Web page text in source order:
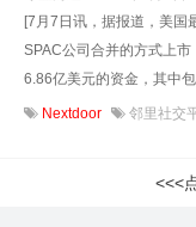
[7月7日讯，据报道，美国
SPAC公司合并的方式上市
6.86亿美元的资金，其中
Nextdoor 邻里社交
<<<